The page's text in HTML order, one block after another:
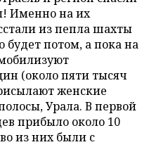
Именно на их
из пепла шахты
будет потом, а пока на
(около пяти тысяч
женские
Урала. В первой
прибыло около 10
из них были с